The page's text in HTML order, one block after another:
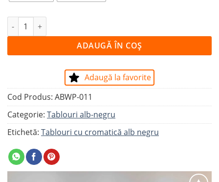
Cantitate Tablou HERE I AM
ADAUGĂ ÎN COȘ
Adaugă la favorite
Cod Produs: ABWP-011
Categorie: Tablouri alb-negru
Etichetă: Tablouri cu cromatică alb negru